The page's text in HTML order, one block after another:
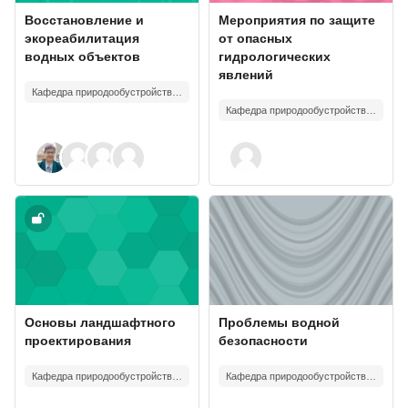
Изображение курса
Название курса
Восстановление и
экореабилитация
водных объектов
Изображение курса
Название курса
Мероприятия по защите
от опасных
гидрологических
явлений
Изображение курса" Основы ландшафтного проектирования
Изображение курса
Название курса
Основы ландшафтного
проектирования
Изображение курса" Проблемы
Изображение курса
Название курса
Проблемы водной
безопасности